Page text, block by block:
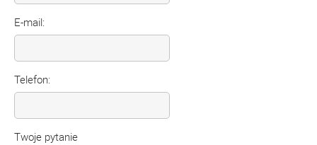
E-mail:
Telefon:
Twoje pytanie